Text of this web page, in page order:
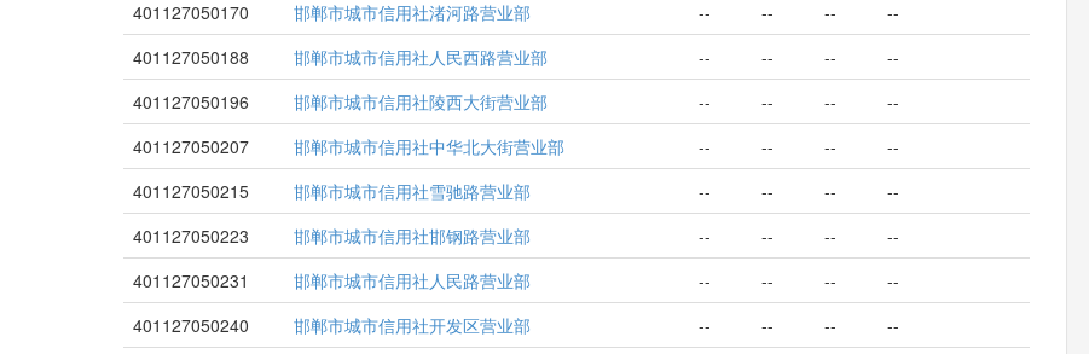
401127050170
邯郸市城市信用社渚河路营业部 -- -- --
--
401127050188
邯郸市城市信用社人民西路营业部 -- -- --
--
401127050196
邯郸市城市信用社陵西大街营业部 -- -- --
--
401127050207
邯郸市城市信用社中华北大街营业部 -- -- --
--
401127050215
邯郸市城市信用社雪驰路营业部 -- -- --
--
401127050223
邯郸市城市信用社邯钢路营业部 -- -- --
--
401127050231
邯郸市城市信用社人民路营业部 -- -- --
--
401127050240
邯郸市城市信用社开发区营业部 -- -- --
--